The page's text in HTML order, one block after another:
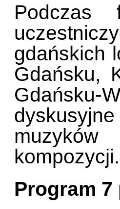
Podczas
gdańskich
Gdańsku,
Gdańsku-
kompozycji.
Program